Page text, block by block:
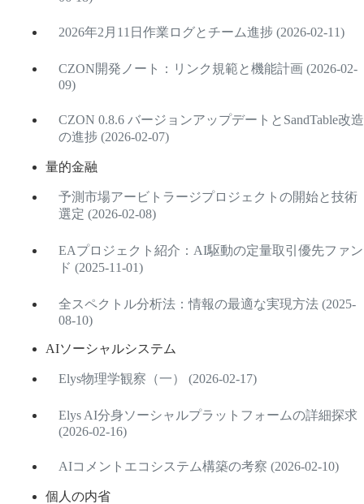
2026年2月11日作業ログとチーム進捗 (2026-02-11)
CZON開発ノート：リンク規範と機能計画 (2026-02-
09)
CZON 0.8.6 バージョンアップデートとSandTable改造
の進捗 (2026-02-07)
量的金融
予測市場アービトラージプロジェクトの開始と技術
選定 (2026-02-08)
EAプロジェクト紹介：AI駆動の定量取引優先ファン
ド (2025-11-01)
全スペクトル分析法：情報の最適な実現方法 (2025-
08-10)
AIソーシャルシステム
Elys物理学観察（一） (2026-02-17)
Elys AI分身ソーシャルプラットフォームの詳細探求
(2026-02-16)
AIコメントエコシステム構築の考察 (2026-02-10)
個人の内省